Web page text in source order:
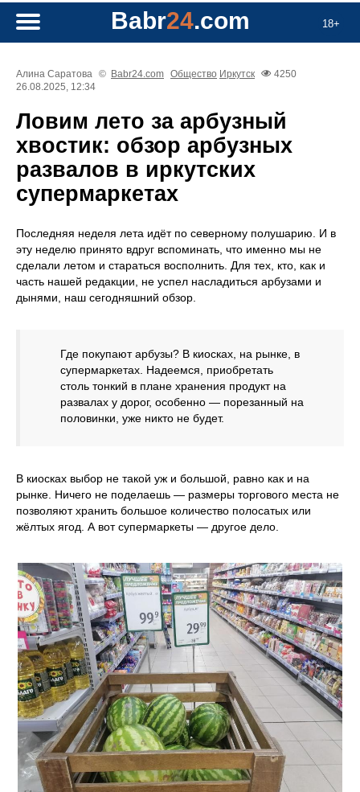
18+
Babr24.com
Алина Саратова © Babr24.com Общество Иркутск
4250
26.08.2025, 12:34
Ловим лето за арбузный
хвостик: обзор арбузных
развалов в иркутских
супермаркетах
Последняя неделя лета идёт по северному полушарию. И в
эту неделю принято вдруг вспоминать, что именно мы не
сделали летом и стараться восполнить. Для тех, кто, как и
часть нашей редакции, не успел насладиться арбузами и
дынями, наш сегодняшний обзор.
Где покупают арбузы? В киосках, на рынке, в
супермаркетах. Надеемся, приобретать
столь тонкий в плане хранения продукт на
развалах у дорог, особенно — порезанный на
половинки, уже никто не будет.
В киосках выбор не такой уж и большой, равно как и на
рынке. Ничего не поделаешь — размеры торгового места не
позволяют хранить большое количество полосатых или
жёлтых ягод. А вот супермаркеты — другое дело.